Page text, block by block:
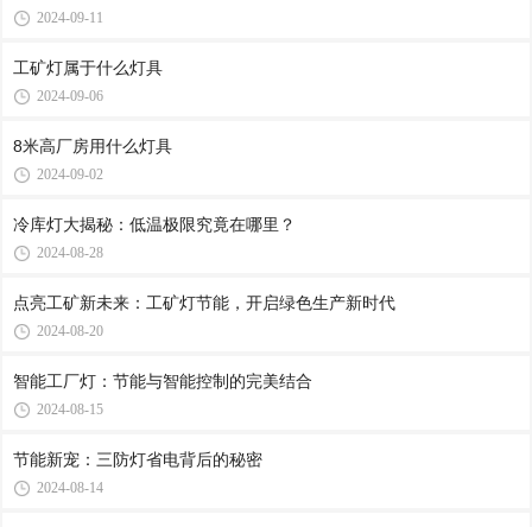
2024-09-11
工矿灯属于什么灯具
2024-09-06
8米高厂房用什么灯具
2024-09-02
冷库灯大揭秘：低温极限究竟在哪里？
2024-08-28
点亮工矿新未来：工矿灯节能，开启绿色生产新时代
2024-08-20
智能工厂灯：节能与智能控制的完美结合
2024-08-15
节能新宠：三防灯省电背后的秘密
2024-08-14